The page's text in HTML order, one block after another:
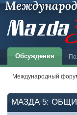
Обсуждения
Международный
МАЗДА 5: